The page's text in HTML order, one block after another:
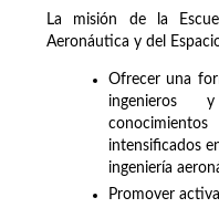
La misión de la
Aeronáutica y del
Ofrecer una
ingenieros
intensificados
ingeniería
Promover